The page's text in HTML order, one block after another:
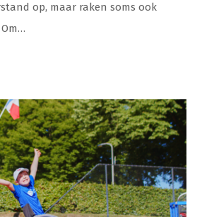
op, maar raken soms ook